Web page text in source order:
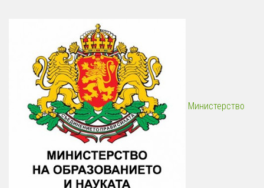
Министерство